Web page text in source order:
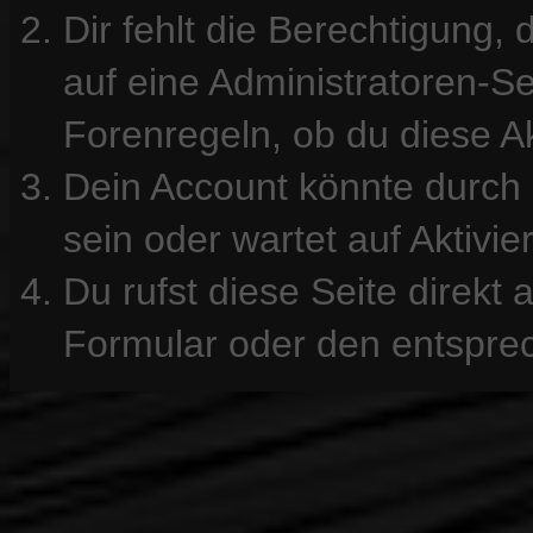
Dir fehlt die Berechtigung,
auf eine Administratoren-
Forenregeln, ob du diese
Dein Account könnte
sein oder wartet auf
Du rufst diese Seite direkt
Formular oder den